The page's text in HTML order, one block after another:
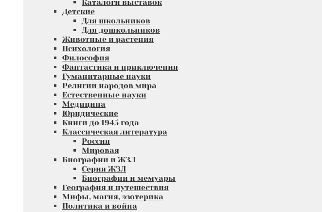
Каталоги выставок
Детские
Для школьников
Для дошкольников
Животные и растения
Психология
Философия
Фантастика и приключения
Гуманитарные науки
Религии народов мира
Естественные науки
Медицина
Юридические
Книги до 1945 года
Классическая литература
Россия
Мировая
Биографии и ЖЗЛ
Серия ЖЗЛ
Биографии и мемуары
География и путешествия
Мифы, магия, эзотерика
Политика и война